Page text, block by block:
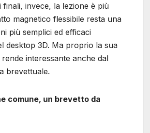
finali, invece, la lezione è più
magnetico flessibile resta una
più semplici ed efficaci
desktop 3D. Ma proprio la sua
interessante anche dal
brevettuale.
comune, un brevetto da